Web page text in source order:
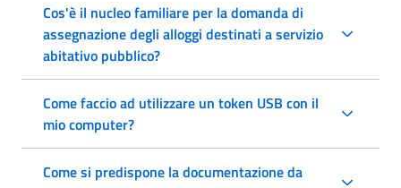
Cos'è il nucleo familiare per la domanda di
assegnazione degli alloggi destinati a servizio
abitativo pubblico?
Come faccio ad utilizzare un token USB con il
mio computer?
Come si predispone la documentazione da